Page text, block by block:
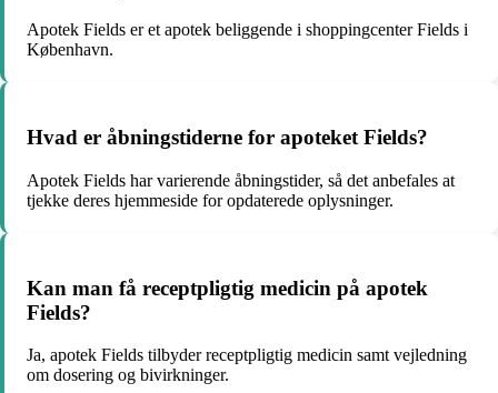
Apotek Fields er et apotek beliggende i shoppingcenter Fields i
København.
Hvad er åbningstiderne for apoteket Fields?
Apotek Fields har varierende åbningstider, så det anbefales at
tjekke deres hjemmeside for opdaterede oplysninger.
Kan man få receptpligtig medicin på apotek
Fields?
Ja, apotek Fields tilbyder receptpligtig medicin samt vejledning
om dosering og bivirkninger.